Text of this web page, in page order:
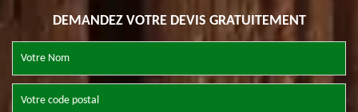
DEMANDEZ VOTRE DEVIS GRATUITEMENT